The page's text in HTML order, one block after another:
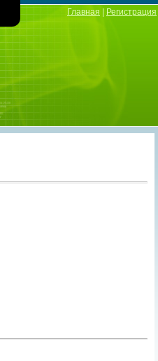
Главная Регистрация